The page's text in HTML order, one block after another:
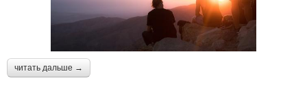
читать дальше →